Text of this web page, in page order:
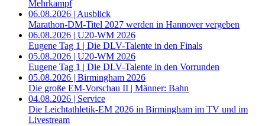
Mehrkampf
06.08.2026 | Ausblick
Marathon-DM-Titel 2027 werden in Hannover vergeben
06.08.2026 | U20-WM 2026
Eugene Tag 1 | Die DLV-Talente in den Finals
05.08.2026 | U20-WM 2026
Eugene Tag 1 | Die DLV-Talente in den Vorrunden
05.08.2026 | Birmingham 2026
Die große EM-Vorschau II | Männer: Bahn
04.08.2026 | Service
Die Leichtathletik-EM 2026 in Birmingham im TV und im
Livestream